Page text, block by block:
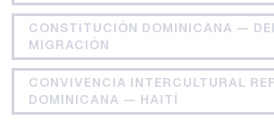
CONSTITUCIÓN DOMINICANA —
MIGRACIÓN
CONVIVENCIA INTERCULTURAL
DOMINICANA — HAITÍ